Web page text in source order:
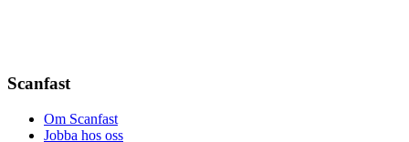
Scanfast
Om Scanfast
Jobba hos oss